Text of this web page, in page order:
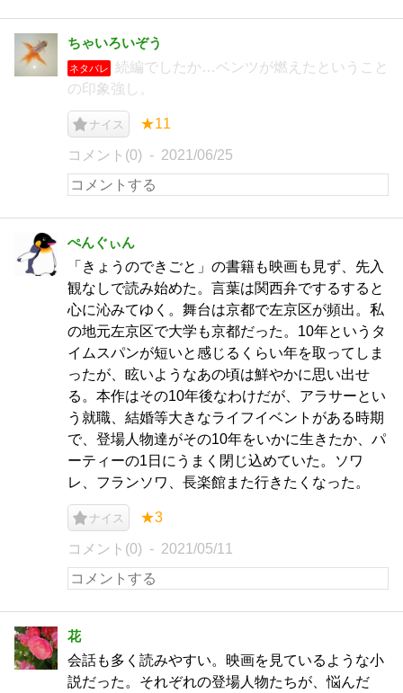
ちゃいろいぞう
ネタバレ
続編でしたか…ベンツが燃えたということ
の印象強し。
ナイス ★11
コメント(0) 2021/06/25
ぺんぐぃん
「きょうのできごと」の書籍も映画も見ず、先入
観なしで読み始めた。言葉は関西弁でするすると
心に沁みてゆく。舞台は京都で左京区が頻出。私
の地元左京区で大学も京都だった。10年というタ
イムスパンが短いと感じるくらい年を取ってしま
ったが、眩いようなあの頃は鮮やかに思い出せ
る。本作はその10年後なわけだが、アラサーとい
う就職、結婚等大きなライフイベントがある時期
で、登場人物達がその10年をいかに生きたか、パ
ーティーの1日にうまく閉じ込めていた。ソワ
レ、フランソワ、長楽館また行きたくなった。
ナイス ★3
コメント(0) 2021/05/11
花
会話も多く読みやすい。映画を見ているような小
説だった。それぞれの登場人物たちが、悩んだ